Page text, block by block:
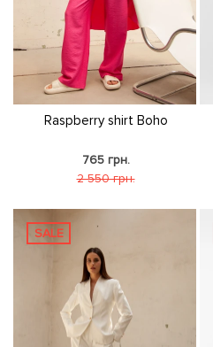
Raspberry shirt Boho
765 грн.
2 550 грн.
SALE